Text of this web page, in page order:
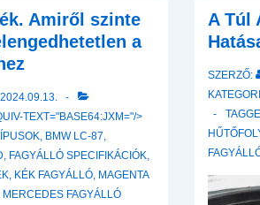
Amiről szinte
a
2024.09.13.
TEXT="BASE64:JXM="/>
, BMW LC-87,
, FAGYÁLLÓ SPECIFIKÁCIÓK,
, KÉK FAGYÁLLÓ, MAGENTA
MERCEDES FAGYÁLLÓ
A Túl
SZERZŐ: